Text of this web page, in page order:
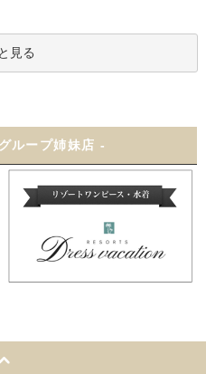
見る
ループ姉妹店 -